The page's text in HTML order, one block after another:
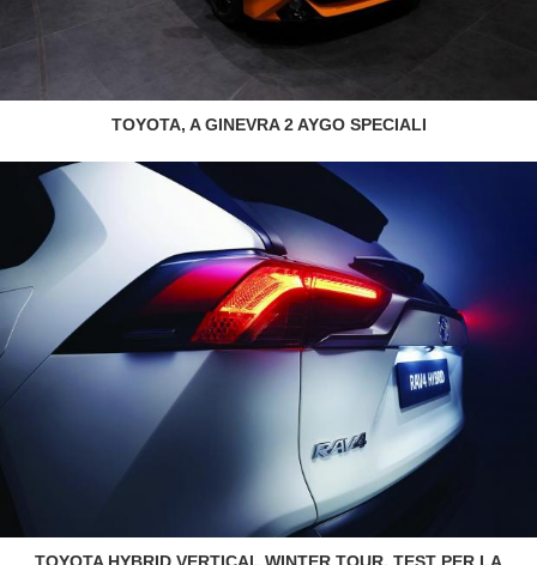
TOYOTA, A GINEVRA 2 AYGO SPECIALI